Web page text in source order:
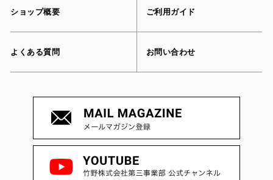
ショップ概要 ご利用ガイド
よくある質問 お問い合わせ